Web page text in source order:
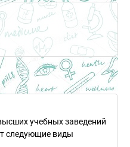
учебных заведений
следующие виды